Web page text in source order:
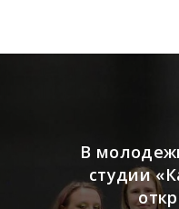
В
студии